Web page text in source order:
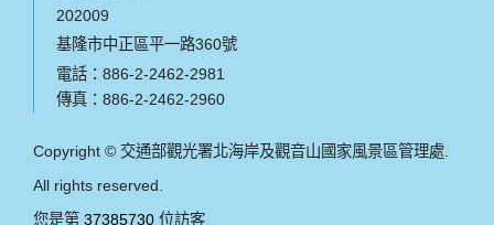
202009
基隆市中正區平一路360號
電話：886-2-2462-2981
傳真：886-2-2462-2960
Copyright © 交通部觀光署北海岸及觀音山國家風景區管理處.
All rights reserved.
您是第 37385730 位訪客